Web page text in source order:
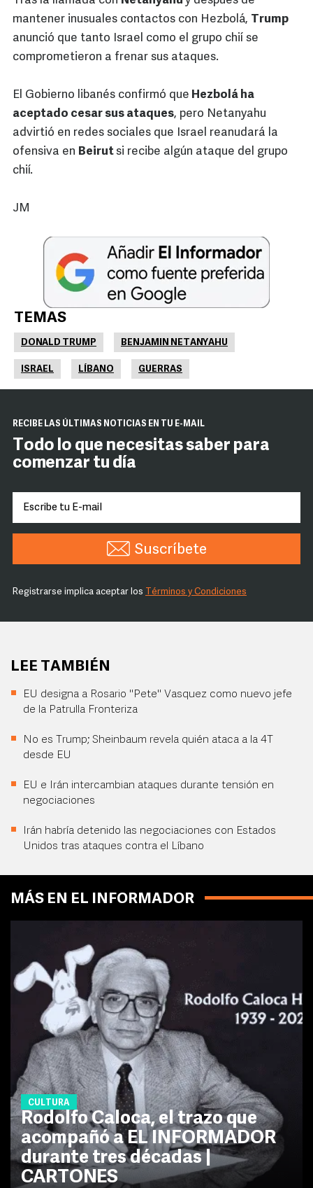
mantener inusuales contactos con Hezbolá, Trump
anunció que tanto Israel como el grupo chií se
comprometieron a frenar sus ataques.
El Gobierno libanés confirmó que Hezbolá ha
aceptado cesar sus ataques, pero Netanyahu
advirtió en redes sociales que Israel reanudará la
ofensiva en Beirutsi recibe algún ataque del grupo
chií.
JM
TEMAS
DONALD TRUMP BENJAMIN NETANYAHU
ISRAEL LÍBANO GUERRAS
RECIBE LAS ÚLTIMAS NOTICIAS EN TU E-MAIL
Todo lo que necesitas saber para
comenzar tu día
Suscríbete
Registrarse implica aceptar los Términos y Condiciones
LEE TAMBIÉN
EU designa a Rosario "Pete" Vasquez como nuevo jefe
de la Patrulla Fronteriza
No es Trump; Sheinbaum revela quién ataca a la 4T
desde EU
EU e Irán intercambian ataques durante tensión en
negociaciones
Irán habría detenido las negociaciones con Estados
Unidos tras ataques contra el Líbano
MÁS EN EL INFORMADOR
CULTURA
Rodolfo Caloca, el trazo que
acompañó a EL INFORMADOR
durante tres décadas |
CARTONES